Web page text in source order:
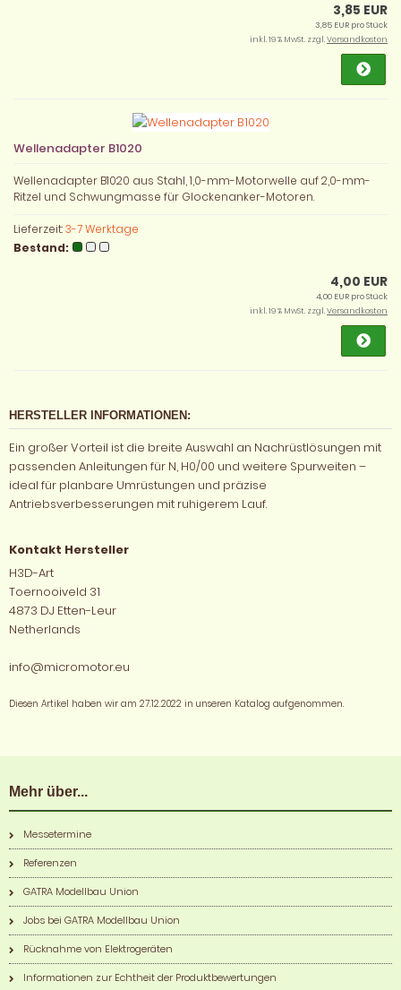
3,85 EUR
3,85 EUR pro Stück
inkl. 19 % MwSt. zzgl.Versandkosten
Wellenadapter B1020
Wellenadapter B1020 aus Stahl, 1,0-mm-Motorwelle auf 2,0-mm-
Ritzel und Schwungmasse für Glockenanker-Motoren.
Lieferzeit:3-7 Werktage
Bestand:
4,00 EUR
4,00 EUR pro Stück
inkl. 19 % MwSt. zzgl.Versandkosten
HERSTELLER INFORMATIONEN:
Ein großer Vorteil ist die breite Auswahl an Nachrüstlösungen mit
passenden Anleitungen für N, H0/00 und weitere Spurweiten –
ideal für planbare Umrüstungen und präzise
Antriebsverbesserungen mit ruhigerem Lauf.
Kontakt Hersteller
H3D-Art
Toernooiveld 31
4873 DJ Etten-Leur
Netherlands
info@micromotor.eu
Diesen Artikel haben wir am 27.12.2022 in unseren Katalog aufgenommen.
Mehr über...
Messetermine
Referenzen
GATRA Modellbau Union
Jobs bei GATRA Modellbau Union
Rücknahme von Elektrogeräten
Informationen zur Echtheit der Produktbewertungen